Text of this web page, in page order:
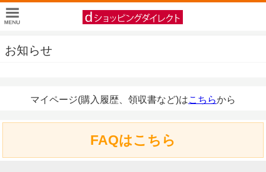
お知らせ
マイページ(購入履歴、領収書など)はこちらから
FAQはこちら